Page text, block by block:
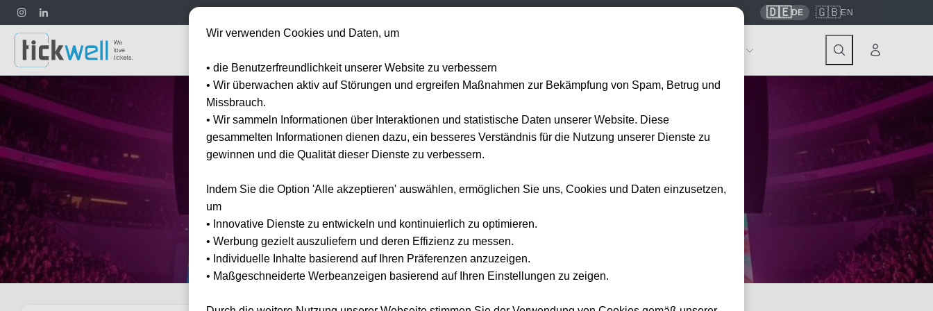
contact@tickwell-travel.de 🇩🇪DE 🇬🇧EN
Startseite
Erleben Sie The Weeknd live — offizielle Tickets und Hotel-Pakete bei Tickwell.
Wir verwenden Cookies und Daten, um
• die Benutzerfreundlichkeit unserer Website zu verbessern
• Wir überwachen aktiv auf Störungen und ergreifen Maßnahmen zur Bekämpfung von Spam, Betrug und
Missbrauch.
• Wir sammeln Informationen über Interaktionen und statistische Daten unserer Website. Diese
gesammelten Informationen dienen dazu, ein besseres Verständnis für die Nutzung unserer Dienste zu
gewinnen und die Qualität dieser Dienste zu verbessern.
Indem Sie die Option 'Alle akzeptieren' auswählen, ermöglichen Sie uns, Cookies und Daten einzusetzen,
um
• Innovative Dienste zu entwickeln und kontinuierlich zu optimieren.
• Werbung gezielt auszuliefern und deren Effizienz zu messen.
• Individuelle Inhalte basierend auf Ihren Präferenzen anzuzeigen.
• Maßgeschneiderte Werbeanzeigen basierend auf Ihren Einstellungen zu zeigen.